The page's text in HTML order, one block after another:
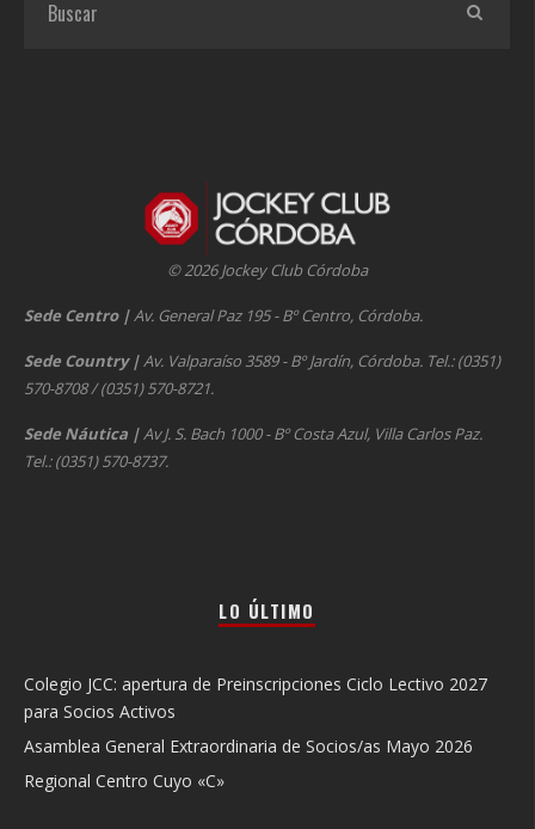
© 2026 Jockey Club Córdoba
Sede Centro |Av. General Paz 195 - Bº Centro, Córdoba.
Sede Country |Av. Valparaíso 3589 - Bº Jardín, Córdoba. Tel.: (0351)
570-8708 / (0351) 570-8721.
Sede Náutica |Av J. S. Bach 1000 - Bº Costa Azul, Villa Carlos Paz.
Tel.: (0351) 570-8737.
LO ÚLTIMO
Colegio JCC: apertura de Preinscripciones Ciclo Lectivo 2027
para Socios Activos
Asamblea General Extraordinaria de Socios/as Mayo 2026
Regional Centro Cuyo «C»